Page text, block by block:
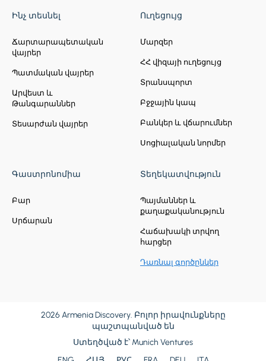
Ինչ տեսնել
Ճարտարապետական
վայրեր
Պատմական վայրեր
Արվեստ և
Թանգարաններ
Տեսարժան վայրեր
Ուղեցույց
Մարզեր
ՀՀ վիզայի ուղեցույց
Տրանսպորտ
Բջջային կապ
Բանկեր և վճարումներ
Սոցիալական նորմեր
Գաստրոնոմիա
Բար
Սրճարան
Տեղեկատվություն
Պայմաններ և
քաղաքականություն
Հաճախակի տրվող
հարցեր
Դառնալ գործընկեր
2026 Armenia Discovery. Բոլոր իրավունքները
պաշտպանված են
Ստեղծված է՝ Munich Ventures